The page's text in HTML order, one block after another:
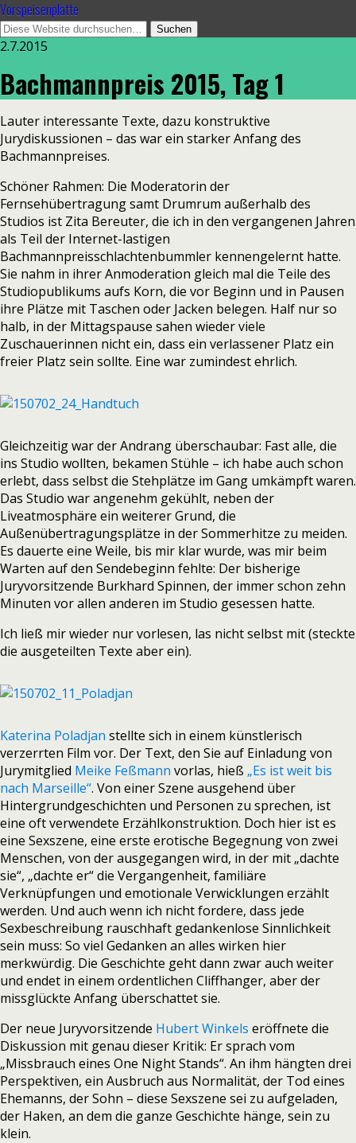
Vorspeisenplatte
2.7.2015
Bachmannpreis 2015, Tag 1
Lauter interessante Texte, dazu konstruktive
Jurydiskussionen – das war ein starker Anfang des
Bachmannpreises.
Schöner Rahmen: Die Moderatorin der
Fernsehübertragung samt Drumrum außerhalb des
Studios ist Zita Bereuter, die ich in den vergangenen Jahren
als Teil der Internet-lastigen
Bachmannpreisschlachtenbummler kennengelernt hatte.
Sie nahm in ihrer Anmoderation gleich mal die Teile des
Studiopublikums aufs Korn, die vor Beginn und in Pausen
ihre Plätze mit Taschen oder Jacken belegen. Half nur so
halb, in der Mittagspause sahen wieder viele
Zuschauerinnen nicht ein, dass ein verlassener Platz ein
freier Platz sein sollte. Eine war zumindest ehrlich.
Gleichzeitig war der Andrang überschaubar: Fast alle, die
ins Studio wollten, bekamen Stühle – ich habe auch schon
erlebt, dass selbst die Stehplätze im Gang umkämpft waren.
Das Studio war angenehm gekühlt, neben der
Liveatmosphäre ein weiterer Grund, die
Außenübertragungsplätze in der Sommerhitze zu meiden.
Es dauerte eine Weile, bis mir klar wurde, was mir beim
Warten auf den Sendebeginn fehlte: Der bisherige
Juryvorsitzende Burkhard Spinnen, der immer schon zehn
Minuten vor allen anderen im Studio gesessen hatte.
Ich ließ mir wieder nur vorlesen, las nicht selbst mit (steckte
die ausgeteilten Texte aber ein).
Katerina Poladjan stellte sich in einem künstlerisch
verzerrten Film vor. Der Text, den Sie auf Einladung von
Jurymitglied Meike Feßmann vorlas, hieß „Es ist weit bis
nach Marseille“. Von einer Szene ausgehend über
Hintergrundgeschichten und Personen zu sprechen, ist
eine oft verwendete Erzählkonstruktion. Doch hier ist es
eine Sexszene, eine erste erotische Begegnung von zwei
Menschen, von der ausgegangen wird, in der mit „dachte
sie“, „dachte er“ die Vergangenheit, familiäre
Verknüpfungen und emotionale Verwicklungen erzählt
werden. Und auch wenn ich nicht fordere, dass jede
Sexbeschreibung rauschhaft gedankenlose Sinnlichkeit
sein muss: So viel Gedanken an alles wirken hier
merkwürdig. Die Geschichte geht dann zwar auch weiter
und endet in einem ordentlichen Cliffhanger, aber der
missglückte Anfang überschattet sie.
Der neue Juryvorsitzende Hubert Winkels eröffnete die
Diskussion mit genau dieser Kritik: Er sprach vom
„Missbrauch eines One Night Stands“. An ihm hängten drei
Perspektiven, ein Ausbruch aus Normalität, der Tod eines
Ehemanns, der Sohn – diese Sexszene sei zu aufgeladen,
der Haken, an dem die ganze Geschichte hänge, sein zu
klein.